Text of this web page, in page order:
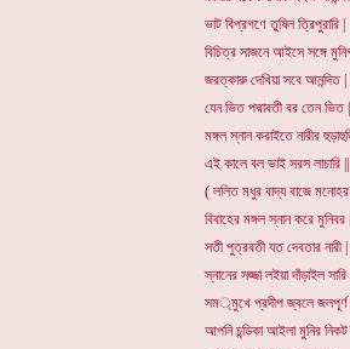
ভাট বিপ্রগণে তুষিল ত্রিপুরারি |
বিচিত্র সাজনে আইসে সঙ্গে
জরত্কারু দেখিয়া সবে আনন্দিত |
যেন ভিত পদ্মাবতী বর তেন ভিত
মঙ্গল স্নান করাইতে নারীর
এই কালে বল ভাই সরস লাচারি ||
( ললিত মধুর বাদ্য বাজে
বিবাহের মঙ্গল স্নান করে মুনিবর
সতী পুত্রবতী যত দেবতার নারী |
স্নানের সজ্জা লইয়া দাঁড়াইল সারি
সম্মুখে প্রদীপ জ্বলে জলপূর্ণ
আপনি চন্ডিকা আইলা মুনির নিকট